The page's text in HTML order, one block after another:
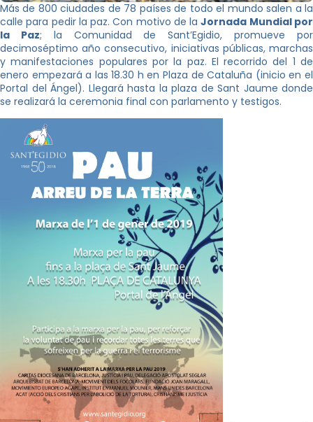
Más de 800 ciudades de 78 países de todo el mundo salen a la
calle para pedir la paz. Con motivo de laJornada Mundial por
la Paz; la Comunidad de Sant’Egidio, promueve por
decimoséptimo año consecutivo, iniciativas públicas, marchas
y manifestaciones populares por la paz. El recorrido del 1 de
enero empezará a las 18.30 h en Plaza de Cataluña (inicio en el
Portal del Ángel). Llegará hasta la plaza de Sant Jaume donde
se realizará la ceremonia final con parlamento y testigos.